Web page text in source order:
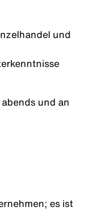
und
und an
es ist